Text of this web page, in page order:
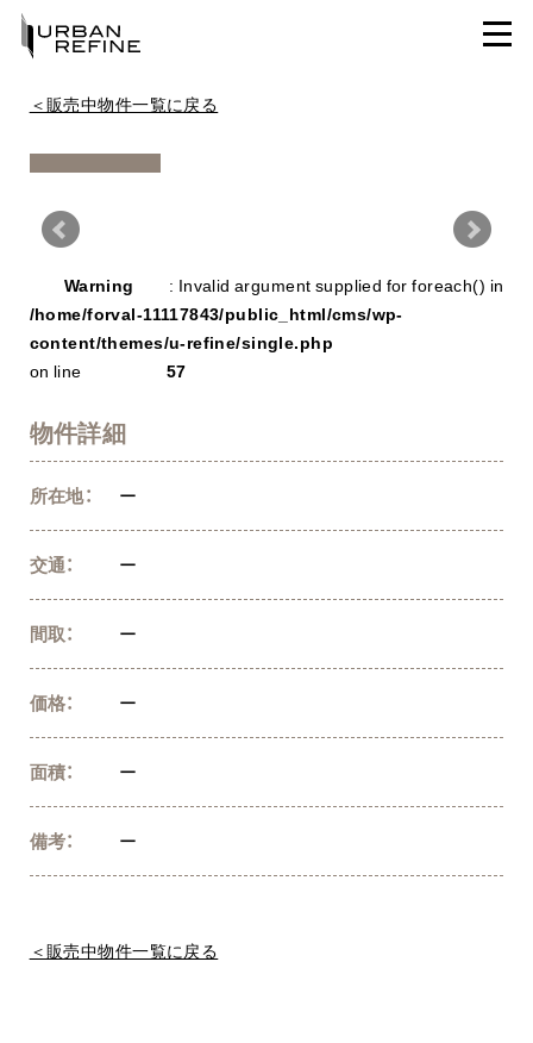
＜販売中物件一覧に戻る
Warning
: Invalid argument supplied for foreach() in
/home/forval-11117843/public_html/cms/wp-
content/themes/u-refine/single.php
on line
57
物件詳細
所在地： ー
交通： ー
間取： ー
価格： ー
面積： ー
備考： ー
＜販売中物件一覧に戻る